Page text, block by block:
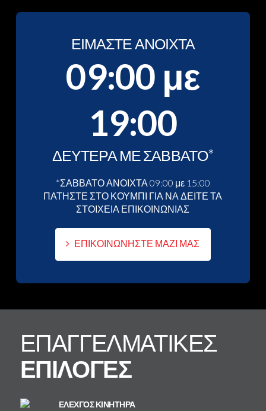
ΕΙΜΑΣΤΕ ΑΝΟΙΧΤΑ
09:00 με
19:00
ΔΕΥΤΕΡΑ ΜΕ ΣΑΒΒΑΤΟ*
*ΣΑΒΒΑΤΟ ΑΝΟΙΧΤΑ 09:00 με 15:00
ΠΑΤΗΣΤΕ ΣΤΟ ΚΟΥΜΠΙ ΓΙΑ ΝΑ ΔΕΙΤΕ ΤΑ
ΣΤΟΙΧΕΙΑ ΕΠΙΚΟΙΝΩΝΙΑΣ
ΕΠΙΚΟΙΝΩΝΗΣΤΕ ΜΑΖΙ ΜΑΣ
ΕΠΑΓΓΕΛΜΑΤΙΚΕΣ
ΕΠΙΛΟΓΕΣ
ΕΛΕΧΓΟΣ ΚΙΝΗΤΗΡΑ